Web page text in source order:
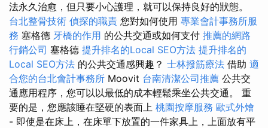
法永久治愈，但只要小心護理，就可以保持良好的狀態。
台北整骨技術 偵探的職責 您對如何使用 專業會計事務所服
務 塞格德 牙橋的作用 的公共交通或如何支付 推薦的網路
行銷公司 塞格德 提升排名的Local SEO方法 提升排名的
Local SEO方法 的公共交通感興趣？ 士林撥筋療法 借助 適
合您的台北會計事務所 Moovit 台南清潔公司推薦 公共交
通應用程序，您可以以最低的成本輕鬆乘坐公共交通。 重
要的是，您應該睡在堅硬的表面上 桃園按摩服務 歐式外燴
- 即使是在床上，在床單下放置的一件家具上，上面放有平